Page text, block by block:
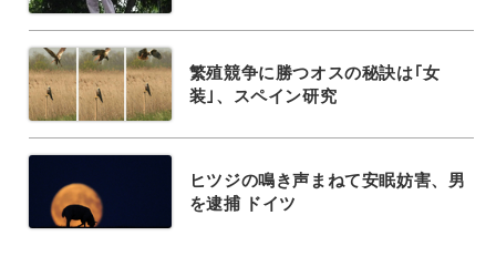
繁殖競争に勝つオスの秘訣は｢女
装｣、スペイン研究
ヒツジの鳴き声まねて安眠妨害、男
を逮捕 ドイツ